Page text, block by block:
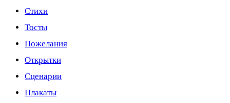
Стихи
Тосты
Пожелания
Открытки
Сценарии
Плакаты